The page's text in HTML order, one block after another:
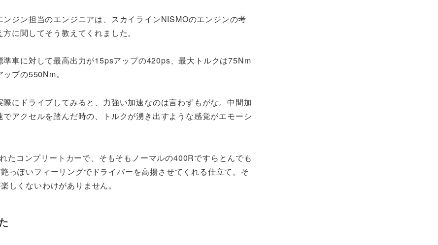
ンジン担当のエンジニアは、スカイラインNISMOのエンジンの考
方に関してそう教えてくれました。
準車に対して最高出力が15psアップの420ps、最大トルクは75Nm
ップの550Nm。
際にドライブしてみると、力強い加速なのは言わずもがな。中間加
でアクセルを踏んだ時の、トルクが湧き出すような感覚がエモーシ
たコンプリートカーで、そもそもノーマルの400Rですらとんでも
っぽいフィーリングでドライバーを高揚させてくれる仕立て。そ
しくないわけがありません。